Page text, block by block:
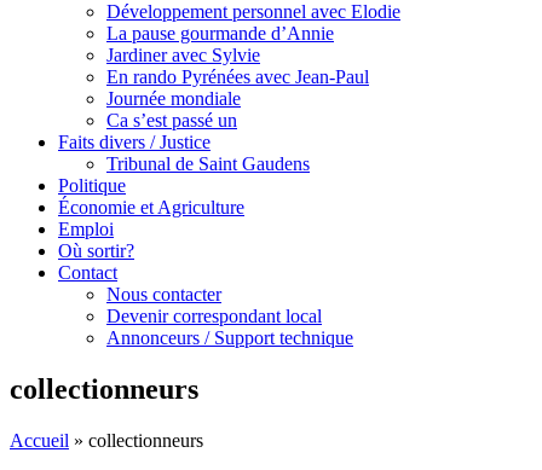
Développement personnel avec Elodie
La pause gourmande d’Annie
Jardiner avec Sylvie
En rando Pyrénées avec Jean-Paul
Journée mondiale
Ca s’est passé un
Faits divers / Justice
Tribunal de Saint Gaudens
Politique
Économie et Agriculture
Emploi
Où sortir?
Contact
Nous contacter
Devenir correspondant local
Annonceurs / Support technique
collectionneurs
Accueil » collectionneurs